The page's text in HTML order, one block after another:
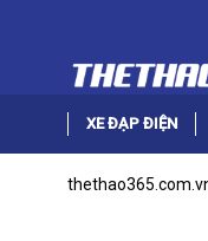
XE ĐẠP ĐIỆN